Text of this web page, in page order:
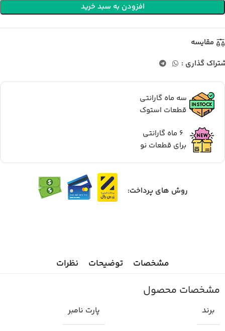
افزودن به سبد خرید
مقایسه
گذاری :
سه ماه گارانتی
قطعات استوک
6 ماه گارانتی
برای قطعات نو
روش های پرداخت:
مشخصات توضیحات نظرات
مشخصات محصول
برند پارت نامبر